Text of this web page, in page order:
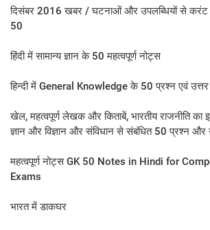
दिसंबर 2016 खबर / घटनाओं और उपलब्धियों से करंट
50
हिंदी में सामान्य ज्ञान के 50 महत्वपूर्ण नोट्स
हिन्दी में General Knowledge के 50 प्रश्न एवं उत्तर
खेल, महत्वपूर्ण लेखक और किताबें, भारतीय राजनीति का
ज्ञान और विज्ञान और संविधान से संबंधित 50 प्रश्न और
महत्वपूर्ण नोट्स GK 50 Notes in Hindi for
Exams
भारत में डाकघर